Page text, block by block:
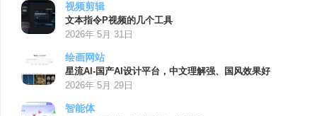
视频剪辑
文本指令P视频的几个工具
2026年 5月 31日
绘画网站
星流AI-国产AI设计平台，中文理解强、国风效果好
2026年 5月 29日
智能体